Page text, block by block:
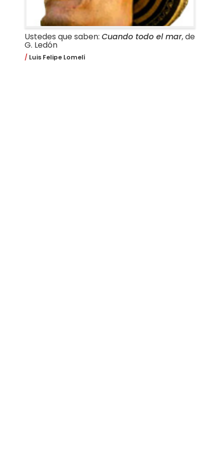
Ustedes que saben: Cuando todo el mar, de
G. Ledón
Luis Felipe Lomelí